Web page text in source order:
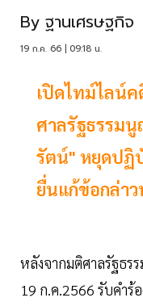
By ฐานเศรษฐกิจ
19 ก.ค. 66 | 09:18 น.
เปิดไทม์ไลน์
ศาลรัฐธรรม
รัตน์" หยุดปฏิ
ยื่นแก้ข้อกล่าว
หลังจากมติศาลรัฐธร
19 ก.ค.2566 รับคำร้